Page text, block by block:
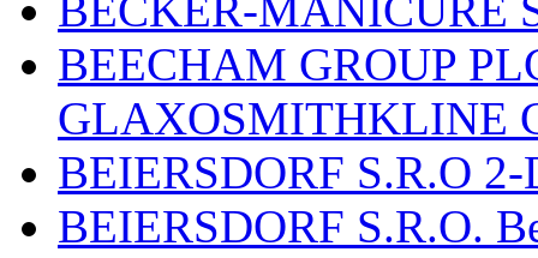
BEECHAM GROUP
GLAXOSMITHKLINE
BEIERSDORF S.R.O
BEIERSDORF S.R.O.